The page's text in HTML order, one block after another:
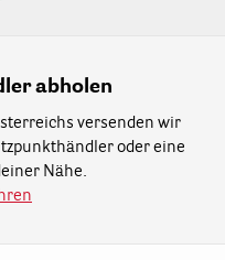
abholen
versenden wir
oder eine
Nähe.